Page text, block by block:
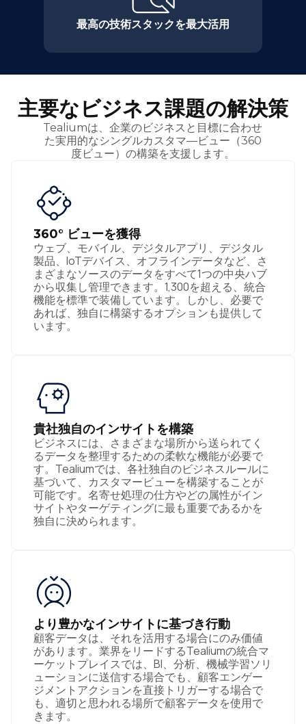
最高の技術スタックを最大活用
主要なビジネス課題の解決策
Tealiumは、企業のビジネスと目標に合わせ
た実用的なシングルカスタマ―ビュー（360
度ビュー）の構築を支援します。
360° ビューを獲得
ウェブ、モバイル、デジタルアプリ、デジタル
製品、IoTデバイス、オフラインデータなど、さ
まざまなソースのデータをすべて1つの中央ハブ
から収集し管理できます。1,300を超える、統合
機能を標準で装備しています。しかし、必要で
あれば、独自に構築するオプションも提供して
います。
貴社独自のインサイトを構築
ビジネスには、さまざまな場所から送られてく
るデータを整理するための柔軟な機能が必要で
す。Tealiumでは、各社独自のビジネスルールに
基づいて、カスタマービューを構築することが
可能です。名寄せ処理の仕方やどの属性がイン
サイトやターゲティングに最も重要であるかを
独自に決められます。
より豊かなインサイトに基づき行動
顧客データは、それを活用する場合にのみ価値
があります。業界をリードするTealiumの統合マ
ーケットプレイスでは、BI、分析、機械学習ソリ
ューションに送信する場合でも、顧客エンゲー
ジメントアクションを直接トリガーする場合で
も、適切と思われる場所で顧客データを使用で
きます。